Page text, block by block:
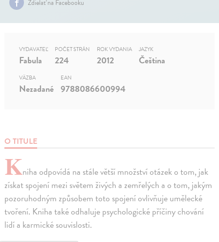
Zdielať na Facebooku
O TITULE
Kniha odpovídá na stále větší množství otázek o tom, jak
získat spojení mezi světem živých a zemřelých a o tom, jakým
pozoruhodným způsobem toto spojení ovlivňuje umělecké
tvoření. Kniha také odhaluje psychologické příčiny chování
lidí a karmické souvislosti.
VYDAVATEĽ
Fabula
POČET STRÁN
224
ROK VYDANIA
2012
JAZYK
Čeština
VÄZBA
Nezadané
EAN
9788086600994